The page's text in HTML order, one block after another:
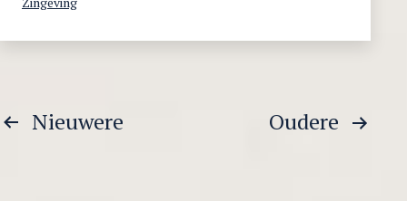
Berichtnavigatie
Nieuwere Oudere